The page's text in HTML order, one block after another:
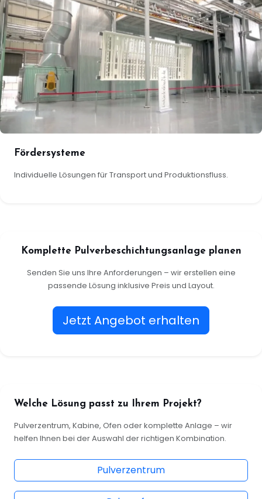
Fördersysteme
Individuelle Lösungen für Transport und Produktionsfluss.
Komplette Pulverbeschichtungsanlage planen
Senden Sie uns Ihre Anforderungen – wir erstellen eine
passende Lösung inklusive Preis und Layout.
Jetzt Angebot erhalten
Welche Lösung passt zu Ihrem Projekt?
Pulverzentrum, Kabine, Ofen oder komplette Anlage – wir
helfen Ihnen bei der Auswahl der richtigen Kombination.
Pulverzentrum